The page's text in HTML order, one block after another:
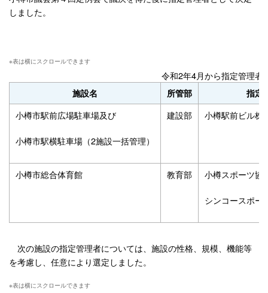
しました。
令和2年4月から指定管理者
施設名 所管部 指定
小樽市駅前広場駐車場及び
小樽市駅横駐車場（2施設一括管理）
建設部 小樽駅前ビル株
小樽市総合体育館 教育部 小樽スポーツ協
シンコースポー
次の施設の指定管理者については、施設の性格、規模、機能等
を考慮し、任意により選定しました。